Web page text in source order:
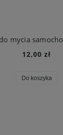
12,00 zł
Do koszyka